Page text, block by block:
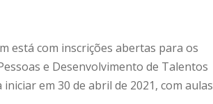
está com inscrições abertas para os
e Desenvolvimento de Talentos
em 30 de abril de 2021, com aulas